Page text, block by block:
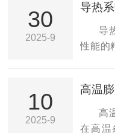
30
2025-9
导热
导
性能的
在建筑
科研等
10
2025-9
高温
高
在高温